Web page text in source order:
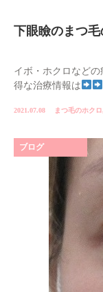
下眼瞼のまつ毛
イボ・ホクロなどの
得な治療情報は
2021.07.08 まつ毛のホクロ,
ブログ